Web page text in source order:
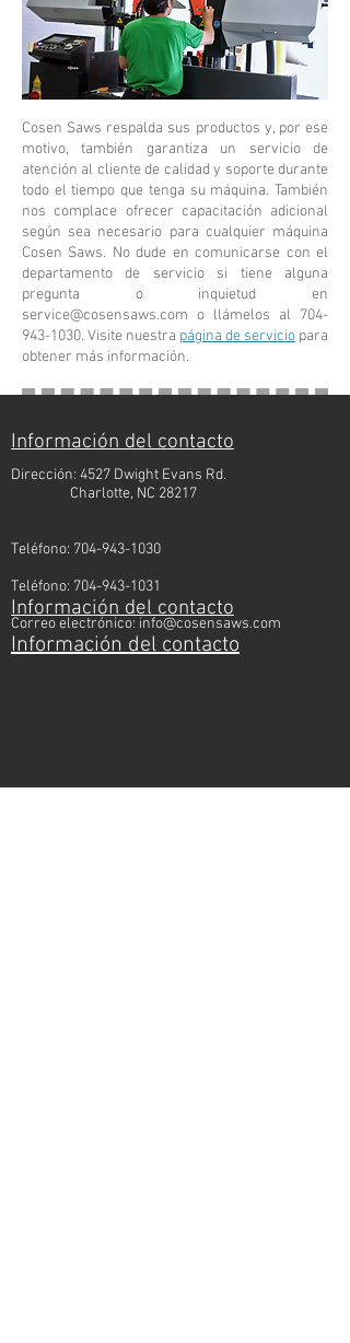
Cosen Saws respalda sus productos y, por ese
motivo, también garantiza un servicio de
atención al cliente de calidad y soporte durante
todo el tiempo que tenga su máquina. También
nos complace ofrecer capacitación adicional
según sea necesario para cualquier máquina
Cosen Saws. No dude en comunicarse con el
departamento de servicio si tiene alguna
pregunta o inquietud en
service@cosensaws.com o llámelos al 704-
943-1030. Visite nuestra página de servicio para
obtener más información.
Información del contacto
Dirección: 4527 Dwight Evans Rd.
Charlotte, NC 28217
Teléfono: 704-943-1030
Teléfono: 704-943-1031
Correo electrónico: info@cosensaws.com
Información del contacto
Información del contacto